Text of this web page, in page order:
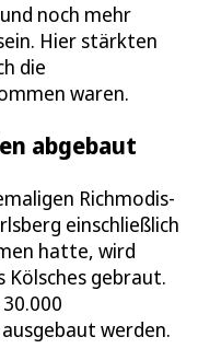
noch mehr
Hier stärkten
die
waren.
abgebaut
Richmodis-
einschließlich
hatte, wird
Kölsches gebraut.
werden.